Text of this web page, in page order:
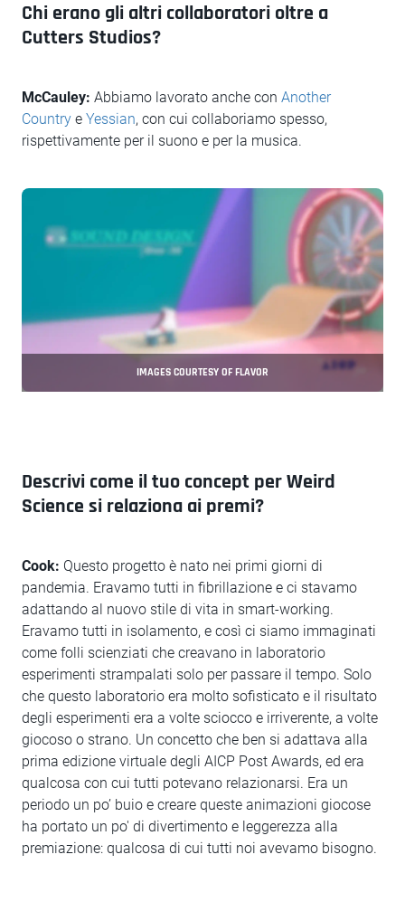
Chi erano gli altri collaboratori oltre a
Cutters Studios?
McCauley: Abbiamo lavorato anche con Another
Country e Yessian, con cui collaboriamo spesso,
rispettivamente per il suono e per la musica.
IMAGES COURTESY OF FLAVOR
Descrivi come il tuo concept per Weird
Science si relaziona ai premi?
Cook: Questo progetto è nato nei primi giorni di
pandemia. Eravamo tutti in fibrillazione e ci stavamo
adattando al nuovo stile di vita in smart-working.
Eravamo tutti in isolamento, e così ci siamo immaginati
come folli scienziati che creavano in laboratorio
esperimenti strampalati solo per passare il tempo. Solo
che questo laboratorio era molto sofisticato e il risultato
degli esperimenti era a volte sciocco e irriverente, a volte
giocoso o strano. Un concetto che ben si adattava alla
prima edizione virtuale degli AICP Post Awards, ed era
qualcosa con cui tutti potevano relazionarsi. Era un
periodo un po’ buio e creare queste animazioni giocose
ha portato un po' di divertimento e leggerezza alla
premiazione: qualcosa di cui tutti noi avevamo bisogno.